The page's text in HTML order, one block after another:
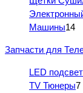
Машины14
Запчасти для
LED
TV Тюнеры7